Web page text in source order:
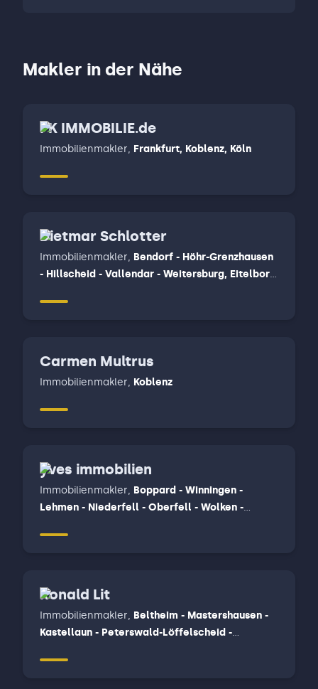
Makler in der Nähe
PK IMMOBILIE.de
Immobilienmakler, Frankfurt, Koblenz, Köln
Dietmar Schlotter
Immobilienmakler, Bendorf - Höhr-Grenzhausen
- Hillscheid - Vallendar - Weitersburg, Eitelborn
Carmen Multrus
Immobilienmakler, Koblenz
yves immobilien
Immobilienmakler, Boppard - Winningen -
Lehmen - Niederfell - Oberfell - Wolken -
Ronald Lit
Immobilienmakler, Beltheim - Mastershausen -
Kastellaun - Peterswald-Löffelscheid -